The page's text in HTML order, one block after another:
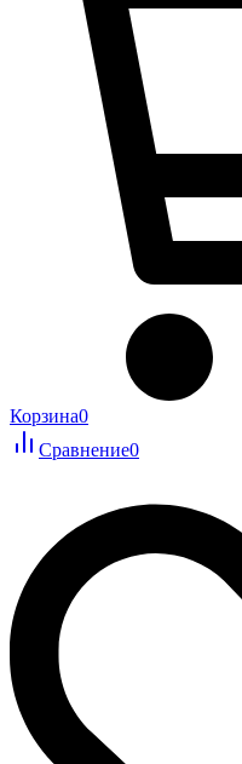
Корзина0
Сравнение0